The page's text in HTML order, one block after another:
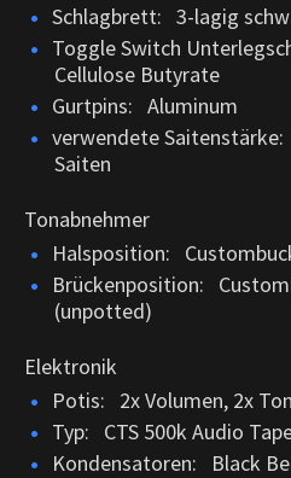
Schlagbrett: 3-lagig
Toggle Switch
Cellulose Butyrate
Gurtpins: Aluminum
verwendete Saitenstärke:
Saiten
Tonabnehmer
Halsposition:
Brückenposition:
(unpotted)
Elektronik
Potis: 2x Volumen, 2x Ton
Typ: CTS 500k Audio
Kondensatoren: Black